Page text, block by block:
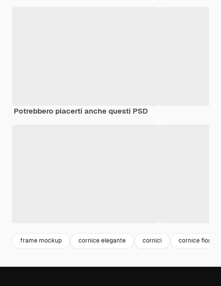
Potrebbero piacerti anche questi PSD
frame mockup cornice elegante cornici cornice fiori